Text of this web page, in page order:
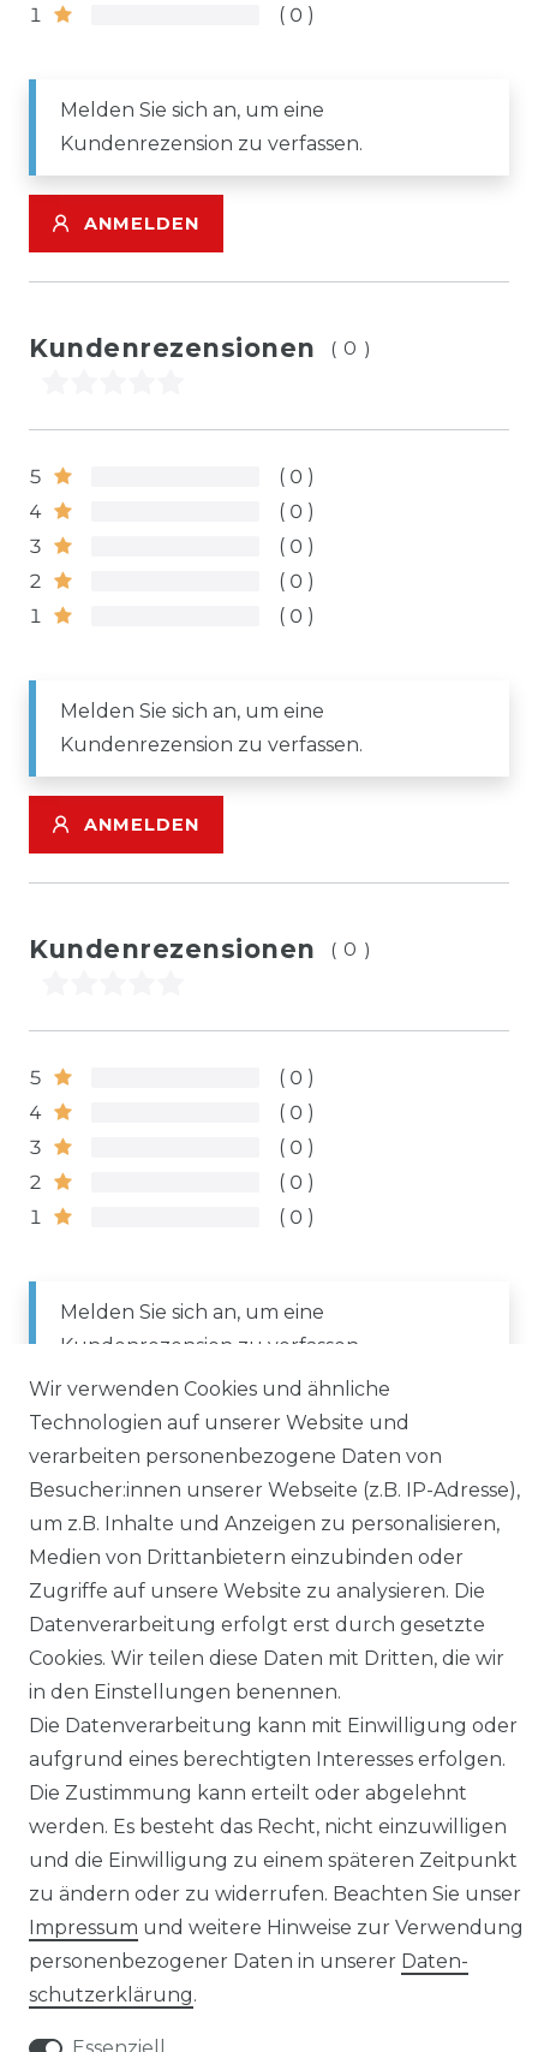
1
0
Melden Sie sich an, um eine
Kundenrezension zu verfassen.
ANMELDEN
Kundenrezensionen (0)
5
0
4
0
3
0
2
0
1
0
Melden Sie sich an, um eine
Kundenrezension zu verfassen.
ANMELDEN
Kundenrezensionen (0)
5
0
4
0
3
0
2
0
1
0
Melden Sie sich an, um eine
Kundenrezension zu verfassen.
ANMELDEN
Impressum Daten­schutz­erklärung
AGB Barrierefreiheitserklärung
Widerrufs­recht
Wir verwenden Cookies und ähnliche
Technologien auf unserer Website und
verarbeiten personenbezogene Daten von
Besucher:innen unserer Webseite (z.B. IP-Adresse),
um z.B. Inhalte und Anzeigen zu personalisieren,
Medien von Drittanbietern einzubinden oder
Zugriffe auf unsere Website zu analysieren. Die
Datenverarbeitung erfolgt erst durch gesetzte
Cookies. Wir teilen diese Daten mit Dritten, die wir
in den Einstellungen benennen.
Die Datenverarbeitung kann mit Einwilligung oder
aufgrund eines berechtigten Interesses erfolgen.
Die Zustimmung kann erteilt oder abgelehnt
werden. Es besteht das Recht, nicht einzuwilligen
und die Einwilligung zu einem späteren Zeitpunkt
zu ändern oder zu widerrufen. Beachten Sie unser
Impressum und weitere Hinweise zur Verwendung
personenbezogener Daten in unserer Daten­
schutz­erklärung.